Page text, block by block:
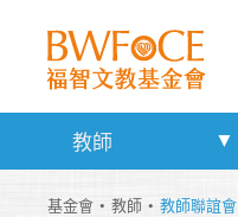
教師
基金會 教師 教師聯誼會